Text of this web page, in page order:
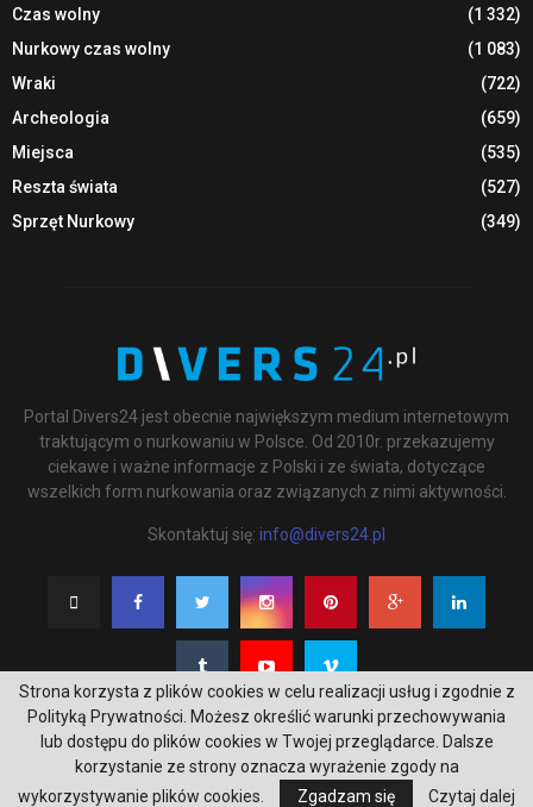
Czas wolny
(1 332)
Nurkowy czas wolny
(1 083)
Wraki
(722)
Archeologia
(659)
Miejsca
(535)
Reszta świata
(527)
Sprzęt Nurkowy
(349)
Portal Divers24 jest obecnie największym medium internetowym
traktującym o nurkowaniu w Polsce. Od 2010r. przekazujemy
ciekawe i ważne informacje z Polski i ze świata, dotyczące
wszelkich form nurkowania oraz związanych z nimi aktywności.
Skontaktuj się: info@divers24.pl
@2020 - underwatermedia.pl. All Right Reserved. Designed and Developed by
Tworzenie stron internetowych Gdańsk
Strona korzysta z plików cookies w celu realizacji usług i zgodnie z
Polityką Prywatności. Możesz określić warunki przechowywania
lub dostępu do plików cookies w Twojej przeglądarce. Dalsze
korzystanie ze strony oznacza wyrażenie zgody na
wykorzystywanie plików cookies.
Zgadzam się Czytaj dalej